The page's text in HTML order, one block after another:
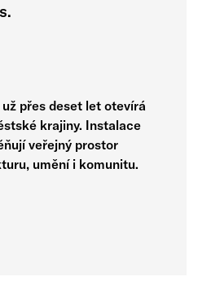
přes deset let otevírá
krajiny. Instalace
veřejný prostor
umění i komunitu.